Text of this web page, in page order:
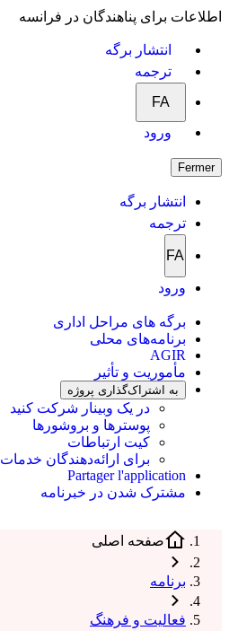
اطلاعات برای پناهندگان در فرانسه
انتشار برگه
ترجمه
FA
ورود
Fermer
انتشار برگه
ترجمه
FA
ورود
برگه های مراحل اداری
برنامه‌های محلی
AGIR
مأموریت و تأثیر
به اشتراک‌گذاری پروژه
در یک وبینار شرکت کنید
پوسترها و بروشورها
کیت ارتباطات
برای ارائه‌دهندگان خدمات AGIR
Partager l'application
مشترک شدن در خبرنامه
صفحه اصلی
برنامه
فعالیت و فرهنگ